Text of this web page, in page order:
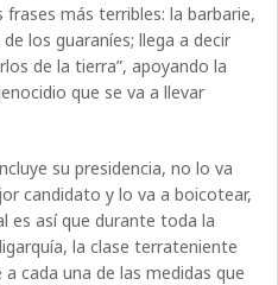
más terribles: la barbarie,
los guaraníes; llega a decir
de la tierra”, apoyando la
que se va a llevar
su presidencia, no lo va
candidato y lo va a boicotear,
es así que durante toda la
la clase terrateniente
cada una de las medidas que